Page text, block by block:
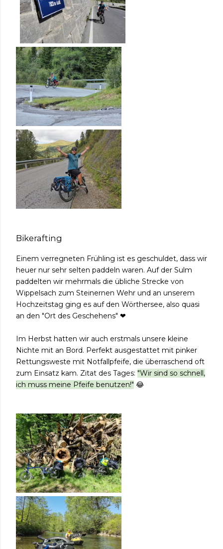
Bikerafting
Einem verregneten Frühling ist es geschuldet, dass wir
heuer nur sehr selten paddeln waren. Auf der Sulm
paddelten wir mehrmals die übliche Strecke von
Wippelsach zum Steinernen Wehr und an unserem
Hochzeitstag ging es auf den Wörthersee, also quasi
an den "Ort des Geschehens" ❤
Im Herbst hatten wir auch erstmals unsere kleine
Nichte mit an Bord. Perfekt ausgestattet mit pinker
Rettungsweste mit Notfallpfeife, die überraschend oft
zum Einsatz kam. Zitat des Tages: "Wir sind so schnell,
ich muss meine Pfeife benutzen!" 😂